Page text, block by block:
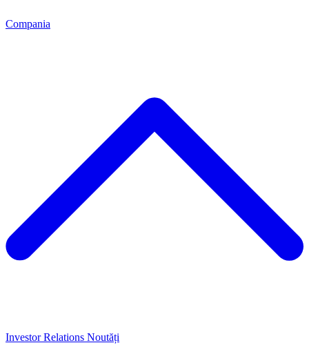
Compania
Investor Relations Noutăți